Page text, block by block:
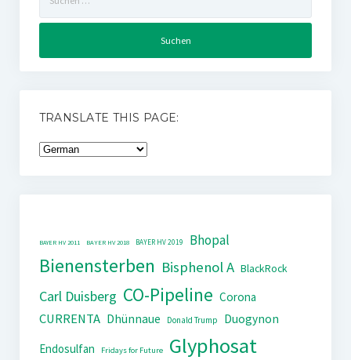
nach:
TRANSLATE THIS PAGE:
BAYER HV 2011 BAYER HV 2018 BAYER HV 2019 Bhopal
Bienensterben Bisphenol A BlackRock
Carl Duisberg CO-Pipeline Corona
CURRENTA Dhünnaue Donald Trump
Duogynon
Endosulfan
Fridays for Future Glyphosat